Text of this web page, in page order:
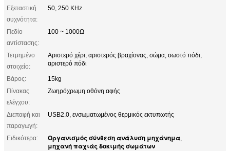
Εξεταστική
συχνότητα:
50, 250 KHz
Πεδίο
αντίστασης:
100 ~ 1000Ω
Τετμημένο
στοιχείο:
Αριστερό χέρι, αριστερός βραχίονας, σώμα, σωστό πόδι,
αριστερό πόδι
Βάρος:
15kg
Πίνακας
ελέγχου:
Ζωηρόχρωμη οθόνη αφής
Διεπαφή και
παραγωγή:
USB2.0, ενσωματωμένος θερμικός εκτυπωτής
Ειδικότερα: Οργανισμός σύνθεση ανάλυση μηχάνημα,
μηχανή παχιάς δοκιμής σωμάτων